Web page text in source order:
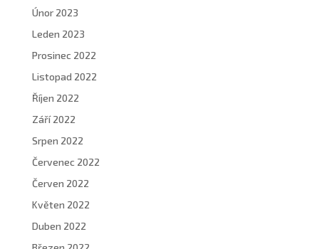
Únor 2023
Leden 2023
Prosinec 2022
Listopad 2022
Říjen 2022
Září 2022
Srpen 2022
Červenec 2022
Červen 2022
Květen 2022
Duben 2022